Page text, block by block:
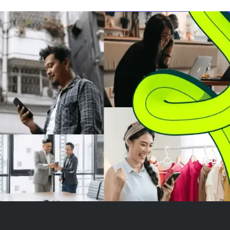
membuat Bitcoin
diperdagangkan sekitar
$64.000, gagal menembus
resistance di sekitar $66.000 ...
optimisme
terhadap XRP
berkat adopsi
kemajuan...